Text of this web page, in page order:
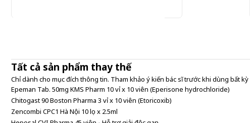
920.000 đ
920,000 đ/Cái
Tất cả sản phẩm thay thế
Chỉ dành cho mục đích thông tin. Tham khảo ý kiến bác sĩ trước khi dùng bất
Epeman Tab. 50mg KMS Pharm 10 vỉ x 10 viên (Eperisone hydrochloride)
Chitogast 90 Boston Pharma 3 vỉ x 10 viên (Etoricoxib)
Zencombi CPC1 Hà Nội 10 lọ x 2.5ml